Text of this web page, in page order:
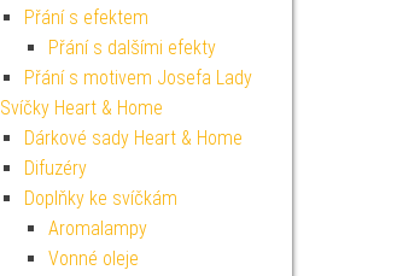
Přání s efektem
Přání s dalšími efekty
Přání s motivem Josefa Lady
Svíčky Heart & Home
Dárkové sady Heart & Home
Difuzéry
Doplňky ke svíčkám
Aromalampy
Vonné oleje